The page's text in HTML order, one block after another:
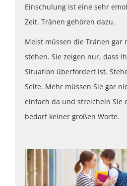
Einschulung ist eine sehr
Zeit. Tränen gehören dazu.
Meist müssen die Tränen gar
stehen. Sie zeigen nur, dass
Situation überfordert ist.
Seite. Mehr müssen Sie gar
einfach da und streicheln Sie
bedarf keiner großen Worte.